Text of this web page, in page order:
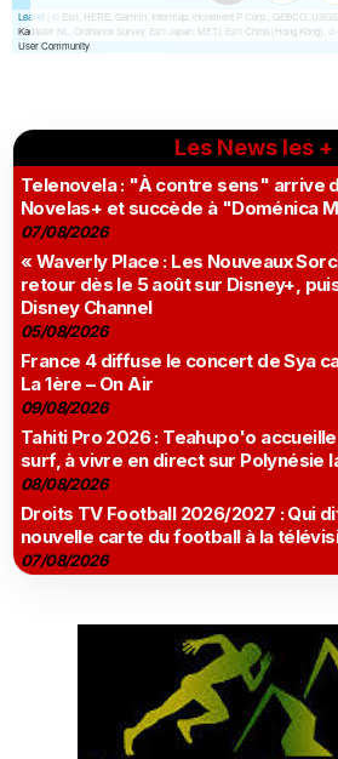
Les News les +
Telenovela : "À contre sens" arrive
Novelas+ et succède à "Doménica
07/08/2026
« Waverly Place : Les Nouveaux
retour dès le 5 août sur Disney+,
Disney Channel
05/08/2026
France 4 diffuse le concert de Sya
La 1ère – On Air
09/08/2026
Tahiti Pro 2026 : Teahupo'o
surf, à vivre en direct sur Polynésie
08/08/2026
Droits TV Football 2026/2027 : Qui
nouvelle carte du football à la
07/08/2026